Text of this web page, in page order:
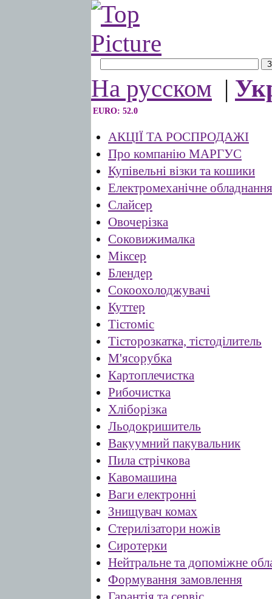
На русском |
EURO: 52.0
АКЦІЇ ТА РОСПРОДАЖІ
Про компанію МАРГУС
Купівельні візки та кошики
Електромеханічне обладнання
Слайсер
Овочерізка
Соковижималка
Міксер
Блендер
Сокоохолоджувачі
Куттер
Тістоміс
Тісторозкатка, тістоділитель
М'ясорубка
Картоплечистка
Рибочистка
Хліборізка
Льодокришитель
Вакуумний пакувальник
Пила стрічкова
Кавомашина
Ваги електронні
Знищувач комах
Стерилізатори ножів
Сиротерки
Нейтральне та допоміжне
Формування замовлення